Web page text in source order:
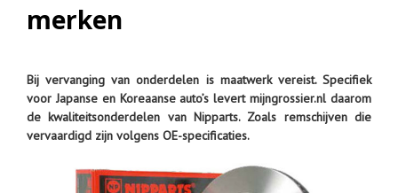
merken
Bij vervanging van onderdelen is maatwerk vereist. Specifiek
voor Japanse en Koreaanse auto’s levert mijngrossier.nl daarom
de kwaliteitsonderdelen van Nipparts. Zoals remschijven die
vervaardigd zijn volgens OE-specificaties.